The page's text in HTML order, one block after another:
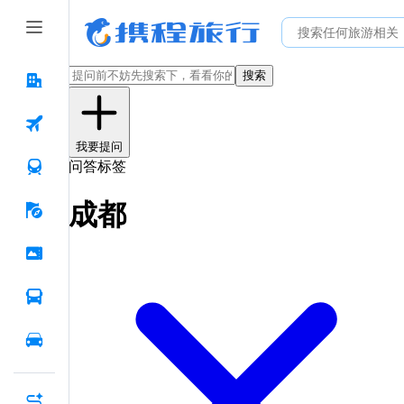
搜索
我要提问
问答标签
成都